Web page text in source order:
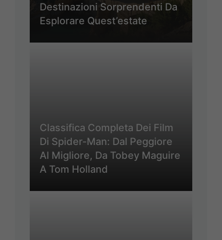
Destinazioni Sorprendenti Da
Esplorare Quest’estate
Classifica Completa Dei Film
Di Spider-Man: Dal Peggiore
Al Migliore, Da Tobey Maguire
A Tom Holland